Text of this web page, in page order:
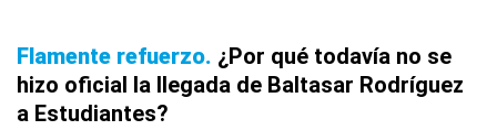
Flamente refuerzo ¿Por qué todavía no se
hizo oficial la llegada de Baltasar Rodríguez
a Estudiantes?